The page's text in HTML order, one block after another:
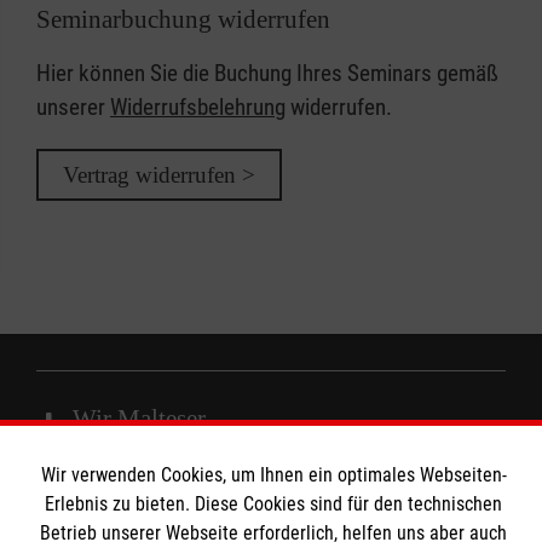
Seminarbuchung widerrufen
Hier können Sie die Buchung Ihres Seminars gemäß
unserer Widerrufsbelehrung widerrufen.
Vertrag widerrufen >
Wir Malteser
Spenden und Helfen
Wir verwenden Cookies, um Ihnen ein optimales Webseiten-
Erlebnis zu bieten. Diese Cookies sind für den technischen
Betrieb unserer Webseite erforderlich, helfen uns aber auch